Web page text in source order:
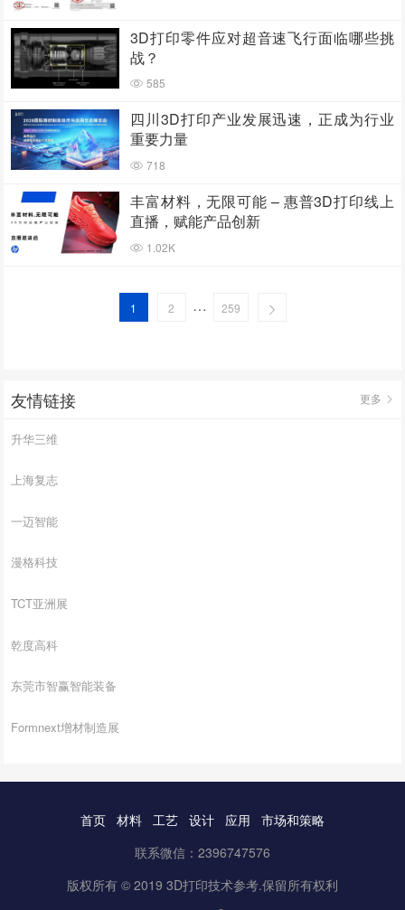
3D打印零件应对超音速飞行面临哪些挑
战？
585
四川3D打印产业发展迅速，正成为行业
重要力量
718
丰富材料，无限可能 – 惠普3D打印线上
直播，赋能产品创新
1.02K
1 2 … 259
友情链接 更多
升华三维
上海复志
一迈智能
漫格科技
TCT亚洲展
乾度高科
东莞市智赢智能装备
Formnext增材制造展
首页 材料 工艺 设计 应用
市场和策略
联系微信：2396747576
版权所有 © 2019 3D打印技术参考.保留所有权利